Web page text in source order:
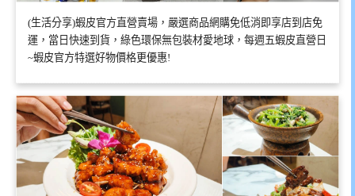
(生活分享)蝦皮官方直營賣場，嚴選商品網購免低消即享店到店免
運，當日快速到貨，綠色環保無包裝材愛地球，每週五蝦皮直營日
~蝦皮官方特選好物價格更優惠!